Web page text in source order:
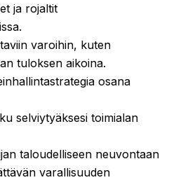
ja rojaltit
varoihin, kuten
tuloksen aikoina.
osana
selviytyäksesi toimialan
taloudelliseen neuvontaan
varallisuuden